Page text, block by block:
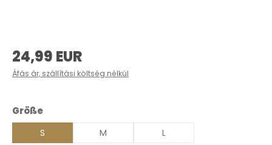
Normál ár:
24,99 EUR
Áfás ár, szállítási költség nélkül
Válasszon
Größe
S M L